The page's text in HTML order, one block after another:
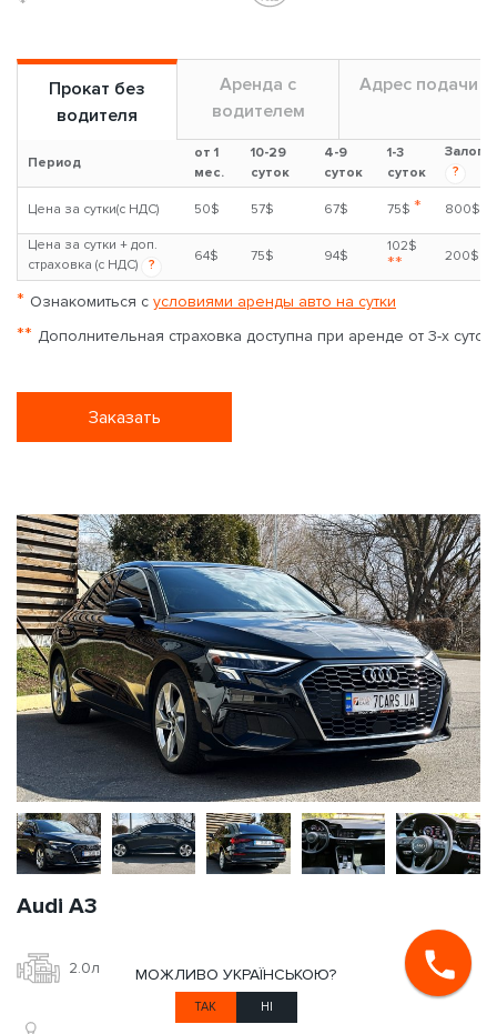
МОЖЛИВО УКРАЇНСЬКОЮ?
ТАК НІ
Прокат без
водителя
Аренда с
водителем
Адрес подачи
Период
от 1
мес.
10-29
суток
4-9
суток
1-3
суток
Залог
?
Цена за сутки(с НДС) 50$ 57$ 67$ 75$ * 800$
Цена за сутки + доп.
страховка (с НДС)
?
64$ 75$ 94$
102$
** 200$
* Ознакомиться с условиями аренды авто на сутки
** Дополнительная страховка доступна при аренде от 3-х суток
Заказать
Audi A3
2.0л Бензин